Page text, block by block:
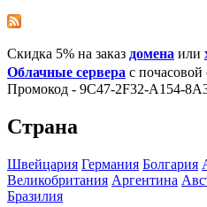
Скидка 5% на заказ домена или
Облачные сервера с почасовой
Промокод - 9C47-2F32-A154-
Страна
Швейцария Германия Болгария
Великобритания Аргентина
Бразилия